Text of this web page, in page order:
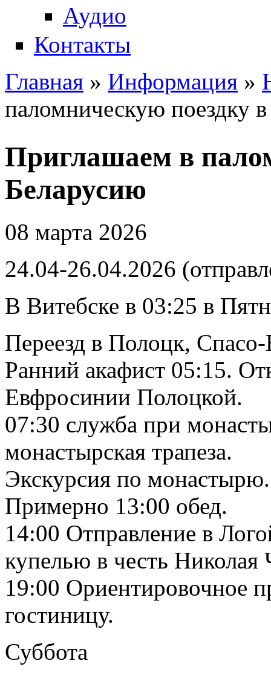
Аудио
Контакты
Вы здесь
Главная » Информация »
паломническую поездку
Приглашаем в
Беларусию
08 марта 2026
24.04-26.04.2026
В Витебске в 03:25 в
Переезд в Полоцк,
Ранний акафист 05:15.
Евфросинии Полоцкой.
07:30 служба при
монастырская трапеза.
Экскурсия по монастырю.
Примерно 13:00 обед.
14:00 Отправление в
купелью в честь Николая
19:00 Ориентировочное
гостиницу.
Суббота